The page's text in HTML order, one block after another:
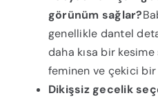
görünüm sağlar?
genellikle dantel
daha kısa bir
feminen ve çekici
Dikişsiz gecelik